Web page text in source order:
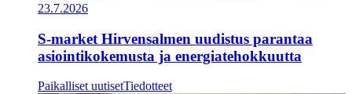
23.7.2026
S-market Hirvensalmen uudistus parantaa
asiointikokemusta ja energiatehokkuutta
Paikalliset uutisetTiedotteet